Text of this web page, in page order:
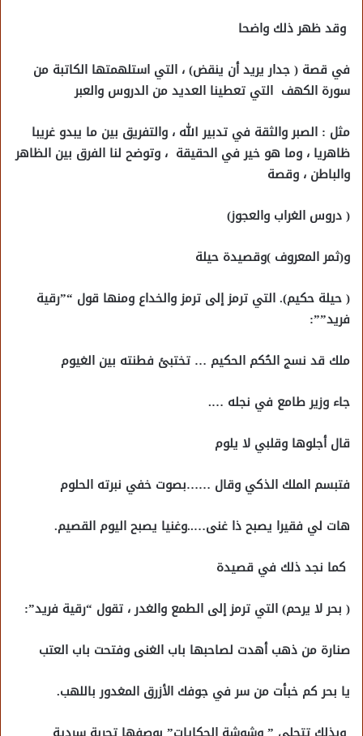
وقد ظهر ذلك واضحا
في قصة ( جدار يريد أن ينقض) ، التي استلهمتها الكاتبة من
سورة الكهف التي تعطينا العديد من الدروس والعبر
مثل : الصبر والثقة في تدبير الله ، والتفريق بين ما يبدو غريبا
ظاهريا ، وما هو خير في الحقيقة ، وتوضح لنا الفرق بين الظاهر
والباطن ، وقصة
( دروس الغراب والعجوز)
و(ثمر المعروف )وقصيدة حيلة
( حيلة حكيم). التي ترمز إلى ترمز والخداع ومنها قول “”رقية
فريد””:
ملك قد نسج الحُكم الحكيم … تختبئ فطنته بين الغيوم
جاء وزير طامع في نجله ….
قال أجلوها وقلبي لا يلوم
فتبسم الملك الذكي وقال ……بصوت خفي نبرته الحلوم
هات لي فقيرا يصبح ذا غنى…..وغنيا يصبح اليوم القصيم.
كما نجد ذلك في قصيدة
( بحر لا يرحم) التي ترمز إلى الطمع والغدر ، تقول “رقية فريد”:
صنارة من ذهب أهدت لصاحبها باب الغنى وفتحت باب العتب
يا بحر كم خبأت من سر في جوفك الأزرق المغدور باللهب.